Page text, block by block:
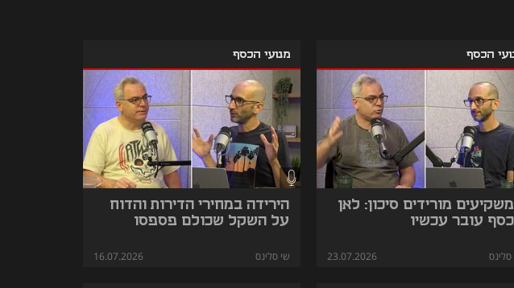
הכסף
מורידים סיכון: לאן
עובר עכשיו
סלינס 23.07.2026
מנועי הכסף
הירידה במחירי הדירות והדוח
על השקל שכולם פספסו
שי סלינס 16.07.2026